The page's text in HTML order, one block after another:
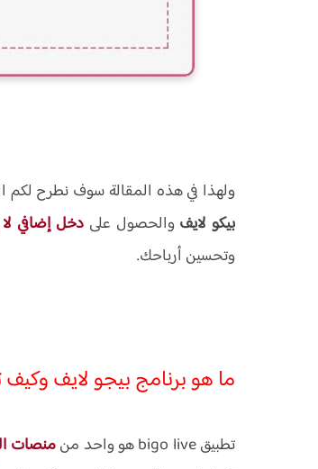
ولهذا في هذه المقالة سوف نطرح
بيكو لايف والحصول على دخل إضافي لا يقل
وتحسين أرباحك.
ما هو برنامج بيجو لايف
تطبيق bigo live هو واحد من منصات